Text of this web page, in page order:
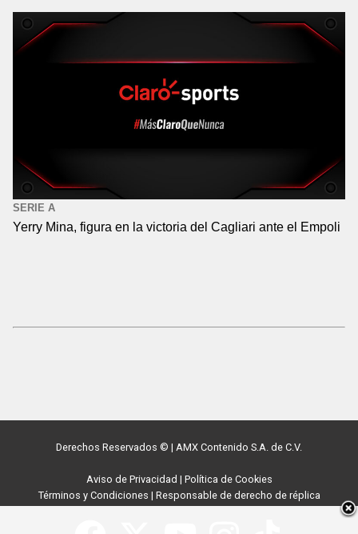
SERIE A
Yerry Mina, figura en la victoria del Cagliari ante el Empoli
Derechos Reservados © | AMX Contenido S.A. de C.V.
Aviso de Privacidad | Política de Cookies
Términos y Condiciones | Responsable de derecho de réplica